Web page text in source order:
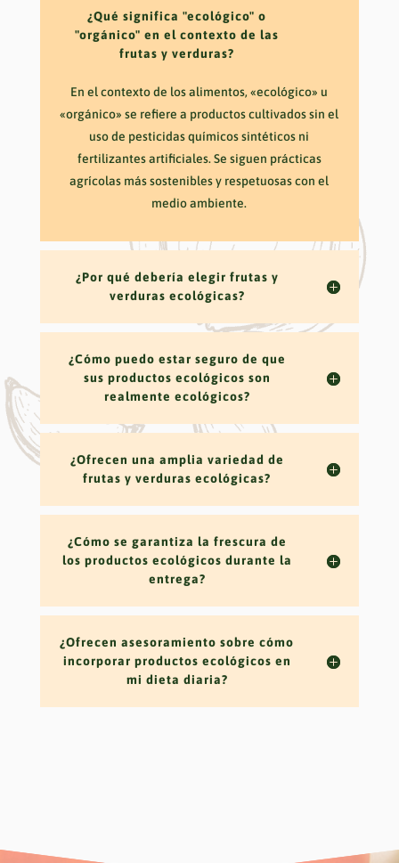
¿Qué significa "ecológico" o
"orgánico" en el contexto de las
frutas y verduras?
En el contexto de los alimentos, «ecológico» u
«orgánico» se refiere a productos cultivados sin el
uso de pesticidas químicos sintéticos ni
fertilizantes artificiales. Se siguen prácticas
agrícolas más sostenibles y respetuosas con el
medio ambiente.
¿Por qué debería elegir frutas y
verduras ecológicas?
¿Cómo puedo estar seguro de que
sus productos ecológicos son
realmente ecológicos?
¿Ofrecen una amplia variedad de
frutas y verduras ecológicas?
¿Cómo se garantiza la frescura de
los productos ecológicos durante la
entrega?
¿Ofrecen asesoramiento sobre cómo
incorporar productos ecológicos en
mi dieta diaria?